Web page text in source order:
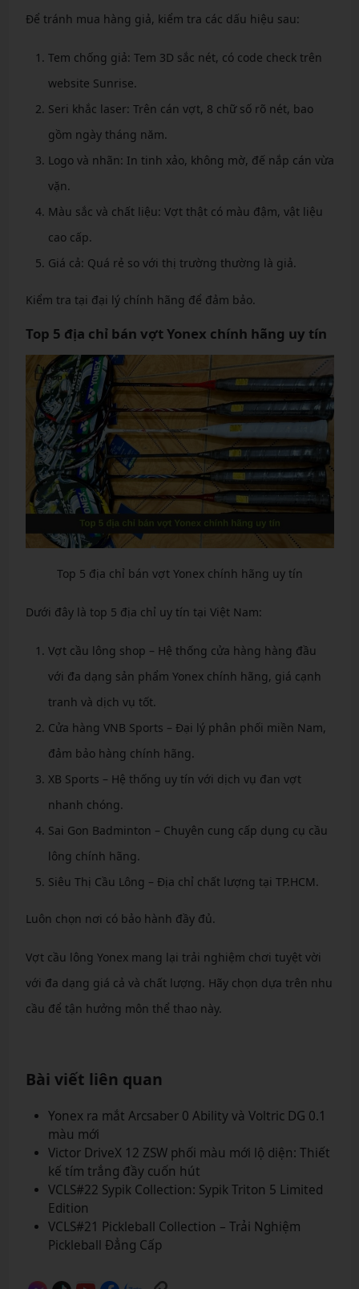
Để tránh mua hàng giả, kiểm tra các dấu hiệu sau:
Tem chống giả: Tem 3D sắc nét, có code check trên
website Sunrise.
Seri khắc laser: Trên cán vợt, 8 chữ số rõ nét, bao
gồm ngày tháng năm.
Logo và nhãn: In tinh xảo, không mờ, đế nắp cán vừa
vặn.
Màu sắc và chất liệu: Vợt thật có màu đậm, vật liệu
cao cấp.
Giá cả: Quá rẻ so với thị trường thường là giả.
Kiểm tra tại đại lý chính hãng để đảm bảo.
Top 5 địa chỉ bán vợt Yonex chính hãng uy tín
Top 5 địa chỉ bán vợt Yonex chính hãng uy tín
Dưới đây là top 5 địa chỉ uy tín tại Việt Nam:
Vợt cầu lông shop – Hệ thống cửa hàng hàng đầu
với đa dạng sản phẩm Yonex chính hãng, giá cạnh
tranh và dịch vụ tốt.
Cửa hàng VNB Sports – Đại lý phân phối miền Nam,
đảm bảo hàng chính hãng.
XB Sports – Hệ thống uy tín với dịch vụ đan vợt
nhanh chóng.
Sai Gon Badminton – Chuyên cung cấp dụng cụ cầu
lông chính hãng.
Siêu Thị Cầu Lông – Địa chỉ chất lượng tại TP.HCM.
Luôn chọn nơi có bảo hành đầy đủ.
Vợt cầu lông Yonex mang lại trải nghiệm chơi tuyệt vời
với đa dạng giá cả và chất lượng. Hãy chọn dựa trên nhu
cầu để tận hưởng môn thể thao này.
Bài viết liên quan
Yonex ra mắt Arcsaber 0 Ability và Voltric DG 0.1
màu mới
Victor DriveX 12 ZSW phối màu mới lộ diện: Thiết
kế tím trắng đầy cuốn hút
VCLS#22 Sypik Collection: Sypik Triton 5 Limited
Edition
VCLS#21 Pickleball Collection – Trải Nghiệm
Pickleball Đẳng Cấp